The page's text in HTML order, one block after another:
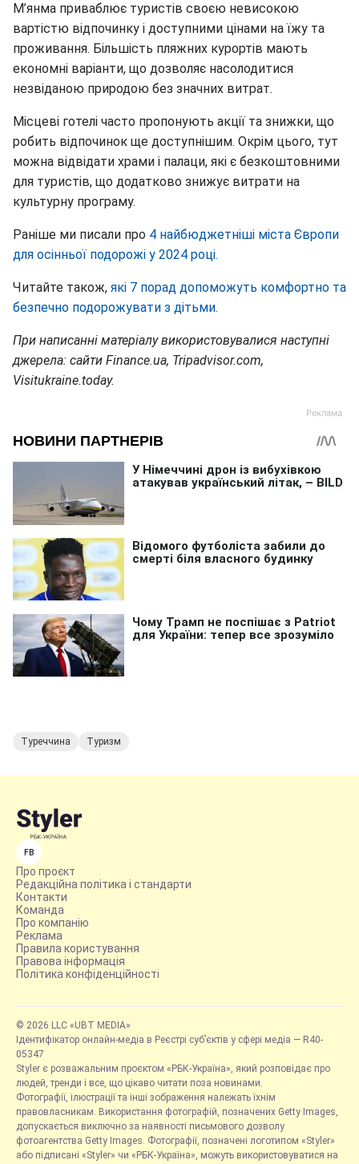
М’янма приваблює туристів своєю невисокою
вартістю відпочинку і доступними цінами на їжу та
проживання. Більшість пляжних курортів мають
економні варіанти, що дозволяє насолодитися
незвіданою природою без значних витрат.
Місцеві готелі часто пропонують акції та знижки, що
робить відпочинок ще доступнішим. Окрім цього, тут
можна відвідати храми і палаци, які є безкоштовними
для туристів, що додатково знижує витрати на
культурну програму.
Раніше ми писали про 4 найбюджетніші міста Європи
для осінньої подорожі у 2024 році.
Читайте також, які 7 порад допоможуть комфортно та
безпечно подорожувати з дітьми.
При написанні матеріалу використовувалися наступні
джерела: сайти Finance.ua, Tripadvisor.com,
Visitukraine.today.
Туреччина Туризм
FB
Про проєкт
Редакційна політика і стандарти
Контакти
Команда
Про компанію
Реклама
Правила користування
Правова інформація
Політика конфіденційності
© 2026 LLC «UBT MEDIA»
Ідентифікатор онлайн-медіа в Реєстрі суб’єктів у сфері медіа — R40-
05347
Styler є розважальним проєктом «РБК-Україна», який розповідає про
людей, тренди і все, що цікаво читати поза новинами.
Фотографії, ілюстрації та інші зображення належать їхнім
правовласникам. Використання фотографій, позначених Getty Images,
допускається виключно за наявності письмового дозволу
фотоагентства Getty Images. Фотографії, позначені логотипом «Styler»
або підписані «Styler» чи «РБК-Україна», можуть використовуватися на